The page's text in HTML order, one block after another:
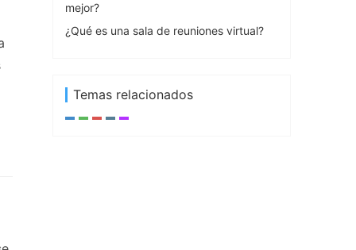
mejor?
¿Qué es una sala de reuniones virtual?
Temas relacionados